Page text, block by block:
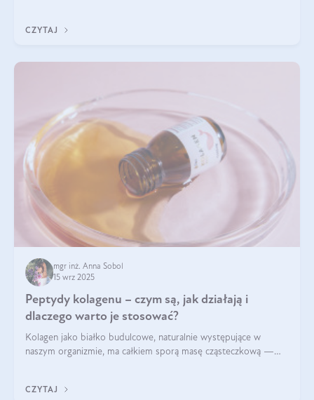
wysokiej jakości suplem
CZYTAJ
mgr inż. Anna Sobol
15 wrz 2025
Peptydy kolagenu – czym są, jak działają i
dlaczego warto je stosować?
Kolagen jako białko budulcowe, naturalnie występujące w
naszym organizmie, ma całkiem sporą masę cząsteczkową —
bardziej biodostępny
CZYTAJ